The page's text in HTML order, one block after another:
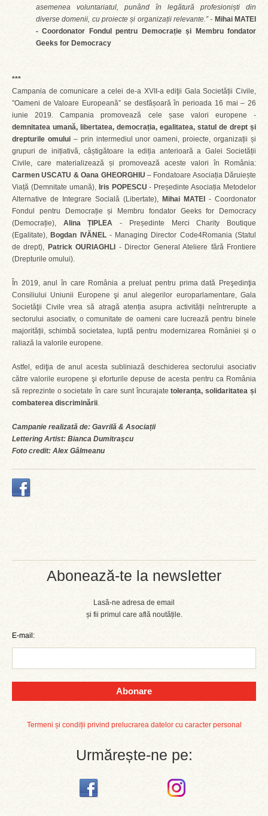
Abonează-te la newsletter
Lasă-ne adresa de email
și fii primul care află noutățile.
E-mail:
Abonare
Termeni și condiții privind prelucrarea datelor cu caracter personal
Urmărește-ne pe:
asemenea voluntariatul, punând în legătură profesioniști din
diverse domenii, cu proiecte și organizații relevante.” - Mihai MATEI
- Coordonator Fondul pentru Democrație și Membru fondator
Geeks for Democracy
***
Campania de comunicare a celei de-a XVII-a ediţii Gala Societății Civile,
”Oameni de Valoare Europeană” se desfășoară în perioada 16 mai – 26
iunie 2019. Campania promovează cele șase valori europene -
demnitatea umană, libertatea, democrația, egalitatea, statul de drept și
drepturile omului – prin intermediul unor oameni, proiecte, organizații și
grupuri de inițiativă, câștigătoare la ediția anterioară a Galei Societății
Civile, care materializează și promovează aceste valori în România:
Carmen USCATU & Oana GHEORGHIU – Fondatoare Asociația Dăruiește
Viață (Demnitate umană), Iris POPESCU - Președinte Asociația Metodelor
Alternative de Integrare Socială (Libertate), Mihai MATEI
- Coordonator
Fondul pentru Democrație și Membru fondator Geeks for Democracy
(Democrație), Alina ȚIPLEA - Președinte Merci Charity Boutique
(Egalitate), Bogdan IVĂNEL- Managing Director Code4Romania (Statul
de drept), Patrick OURIAGHLI - Director General Ateliere fără Frontiere
(Drepturile omului).
În 2019, anul în care România a preluat pentru prima dată Preşedinţia
Consiliului Uniunii Europene şi anul alegerilor europarlamentare, Gala
Societăţii Civile vrea să atragă atenția asupra activității neîntrerupte a
sectorului asociativ, o comunitate de oameni care lucrează pentru binele
majorității, schimbă societatea, luptă pentru modernizarea României și o
raliază la valorile europene.
Astfel, ediţia de anul acesta subliniază deschiderea sectorului asociativ
către valorile europene şi eforturile depuse de acesta pentru ca România
să reprezinte o societate în care sunt încurajatetoleranța, solidaritatea și
combaterea discriminării.
Campanie realizată de: Gavrilă & Asociații
Lettering Artist: Bianca Dumitraşcu
Foto credit: Alex Gâlmeanu